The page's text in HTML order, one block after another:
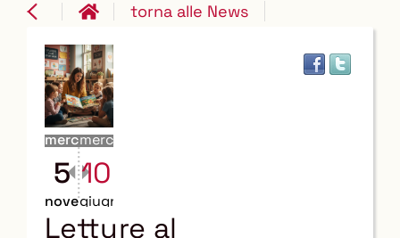
torna alle News
mercoledì
5
novembre
mercoledì
10
giugno
Letture al